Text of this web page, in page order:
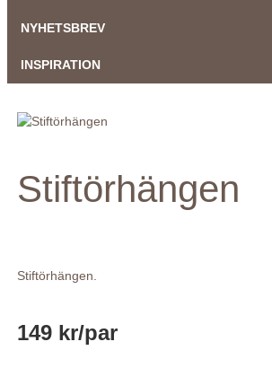
NYHETSBREV
INSPIRATION
Stiftörhängen
Stiftörhängen.
149 kr/par